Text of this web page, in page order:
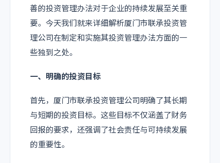
善的投资管理办法对于企业的持续发展至关重
要。今天我们就来详细解析厦门市联承投资管
理公司在制定和实施其投资管理办法方面的一
些独到之处。
一、明确的投资目标
首先，厦门市联承投资管理公司明确了其长期
与短期的投资目标。这些目标不仅涵盖了财务
回报的要求，还强调了社会责任与可持续发展
的重要性。